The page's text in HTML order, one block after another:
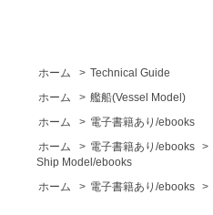
ホーム > Technical Guide
ホーム
> 艦船(Vessel Model)
ホーム
> 電子書籍あり/ebooks
ホーム
> 電子書籍あり/ebooks >
Ship Model/ebooks
ホーム
> 電子書籍あり/ebooks >